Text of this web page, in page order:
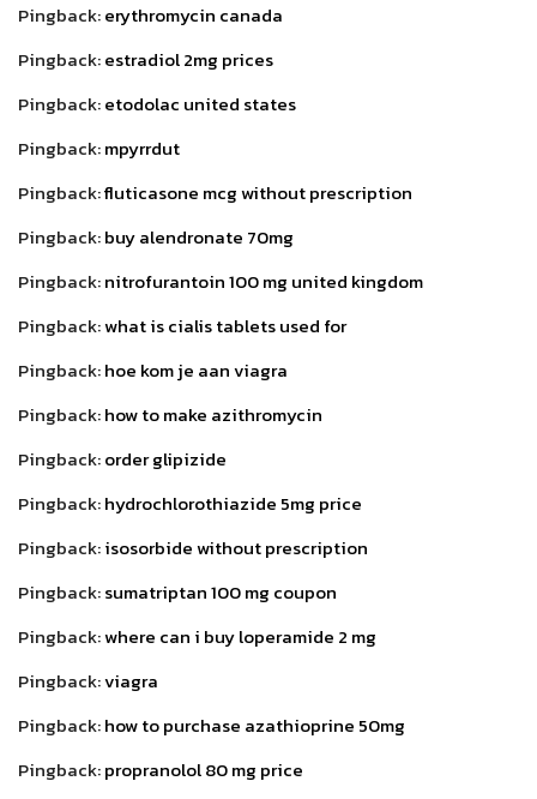
Pingback:erythromycin canada
Pingback:estradiol 2mg prices
Pingback:etodolac united states
Pingback:mpyrrdut
Pingback:fluticasone mcg without prescription
Pingback:buy alendronate 70mg
Pingback:nitrofurantoin 100 mg united kingdom
Pingback:what is cialis tablets used for
Pingback:hoe kom je aan viagra
Pingback:how to make azithromycin
Pingback:order glipizide
Pingback:hydrochlorothiazide 5mg price
Pingback:isosorbide without prescription
Pingback:sumatriptan 100 mg coupon
Pingback:where can i buy loperamide 2 mg
Pingback:viagra
Pingback:how to purchase azathioprine 50mg
Pingback:propranolol 80 mg price